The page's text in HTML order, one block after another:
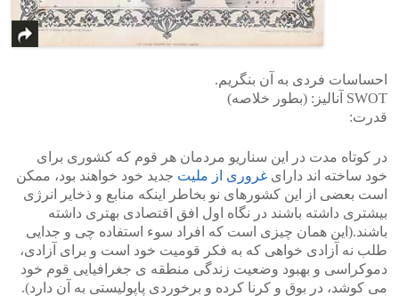
احساسات فردی به آن بنگریم.
SWOT آنالیز: (بطور خلاصه)
قدرت:
در کوتاه مدت در این سناریو مردمان هر قوم که کشوری برای
خود ساخته اند دارای غروری از ملیت جدید خود خواهند بود، ممکن
است بعضی از این کشورهای نو بخاطر اینکه منابع و ذخایر انرژی
بیشتری داشته باشند در نگاه اول افق اقتصادی بهتری داشته
باشند.(این همان چیزی است که افراد سوء استفاده چی و جدایی
طلب نه آزادی خواهی که به فکر قومیت خود است و برای آزادی،
دموکراسی و بهبود وضعیت زندگی منطقه ی جغرافیایی قوم خود
می کوشد، در بوق و کرنا کرده و برخوردی پاپولیستی به آن دارد).